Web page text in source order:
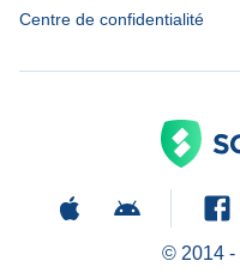
Centre de confidentialité
© 2014 -